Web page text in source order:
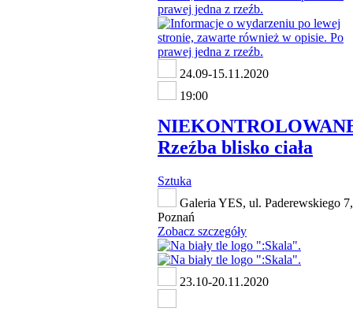
24.09-15.11.2020
19:00
Rzeźba blisko ciała
Sztuka
Galeria YES, ul. Paderewskiego 7,
Poznań
Zobacz szczegóły
23.10-20.11.2020